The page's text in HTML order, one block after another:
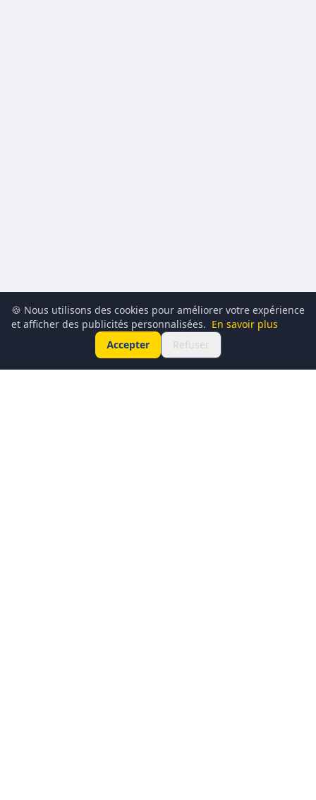
🍪 Nous utilisons des cookies pour améliorer votre expérience
et afficher des publicités personnalisées. En savoir plus
Accepter
Refuser